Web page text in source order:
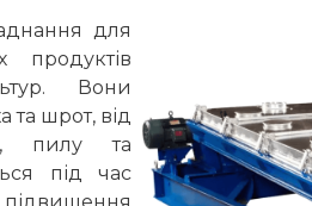
для
продуктів
Вони
та шрот, від
пилу та
під час